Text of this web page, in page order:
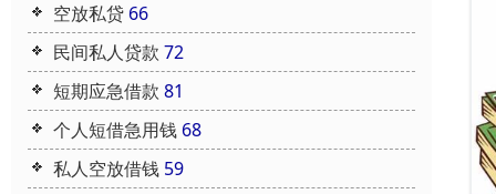
空放私贷 66
民间私人贷款 72
短期应急借款 81
个人短借急用钱 68
私人空放借钱 59